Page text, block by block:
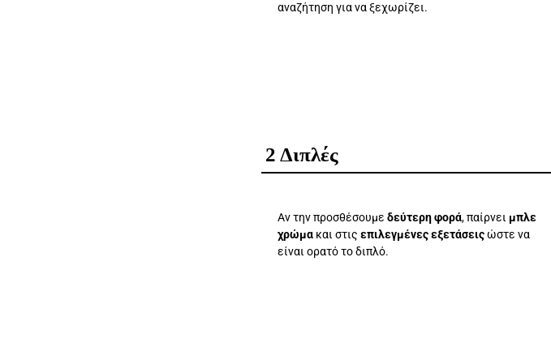
αναζήτηση για να ξεχωρίζει.
Διπλές
Αν την προσθέσουμεδεύτερη φορά, παίρνει μπλε
χρώμα και στιςεπιλεγμένες εξετάσειςώστε να
είναι ορατό το διπλό.